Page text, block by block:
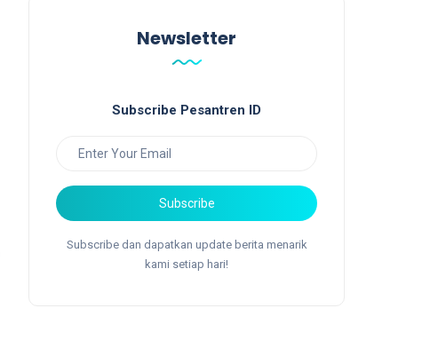
Newsletter
Subscribe Pesantren ID
Subscribe
Subscribe dan dapatkan update berita menarik
kami setiap hari!